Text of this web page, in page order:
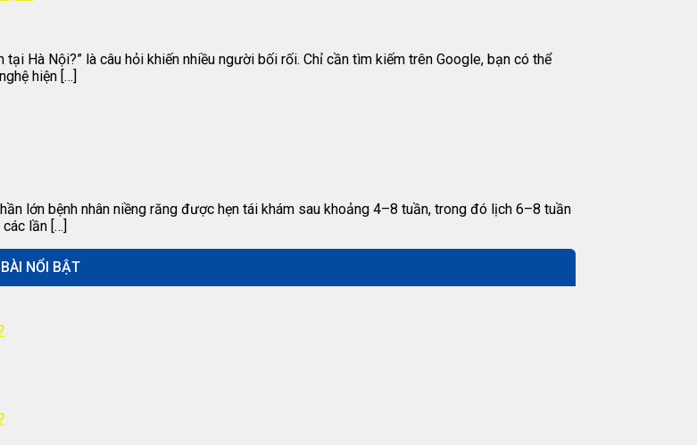
Hà Nội?” là câu hỏi khiến nhiều người bối rối. Chỉ cần tìm kiếm trên Google, bạn có thể
hiện […]
lớn bệnh nhân niềng răng được hẹn tái khám sau khoảng 4–8 tuần, trong đó lịch 6–8 tuần
lần […]
BÀI NỔI BẬT